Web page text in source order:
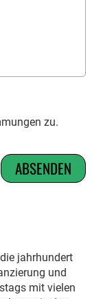
zu.
jahrhundert
und
mit vielen